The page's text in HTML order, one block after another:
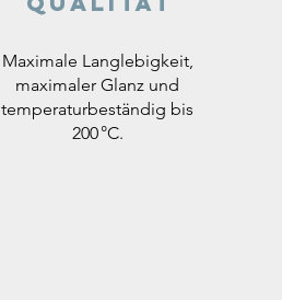
Maximale Langlebigkeit,
maximaler Glanz und
temperaturbeständig bis
200 °C.